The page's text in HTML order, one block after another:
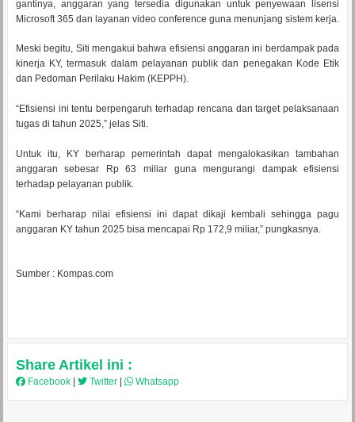
gantinya, anggaran yang tersedia digunakan untuk penyewaan lisensi
Microsoft 365 dan layanan video conference guna menunjang sistem kerja.
Meski begitu, Siti mengakui bahwa efisiensi anggaran ini berdampak pada
kinerja KY, termasuk dalam pelayanan publik dan penegakan Kode Etik
dan Pedoman Perilaku Hakim (KEPPH).
“Efisiensi ini tentu berpengaruh terhadap rencana dan target pelaksanaan
tugas di tahun 2025,” jelas Siti.
Untuk itu, KY berharap pemerintah dapat mengalokasikan tambahan
anggaran sebesar Rp 63 miliar guna mengurangi dampak efisiensi
terhadap pelayanan publik.
“Kami berharap nilai efisiensi ini dapat dikaji kembali sehingga pagu
anggaran KY tahun 2025 bisa mencapai Rp 172,9 miliar,” pungkasnya.
Sumber : Kompas.com
Share Artikel ini :
Facebook Twitter Whatsapp